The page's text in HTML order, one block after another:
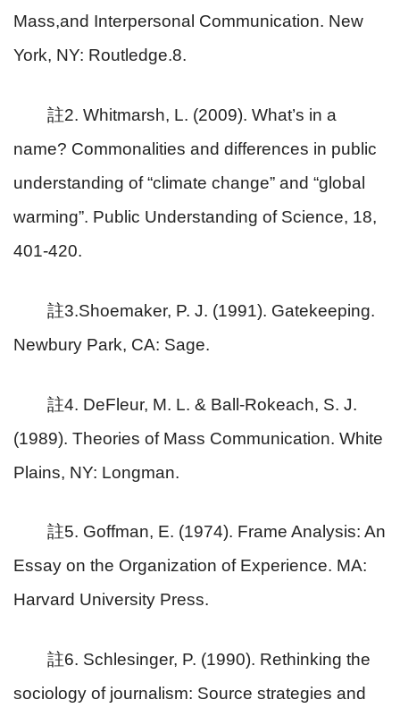
Mass,and Interpersonal Communication. New
York, NY: Routledge.8.
註2. Whitmarsh, L. (2009). What’s in a
name? Commonalities and differences in public
understanding of “climate change” and “global
warming”. Public Understanding of Science, 18,
401-420.
註3.Shoemaker, P. J. (1991). Gatekeeping.
Newbury Park, CA: Sage.
註4. DeFleur, M. L. & Ball-Rokeach, S. J.
(1989). Theories of Mass Communication. White
Plains, NY: Longman.
註5. Goffman, E. (1974). Frame Analysis: An
Essay on the Organization of Experience. MA:
Harvard University Press.
註6. Schlesinger, P. (1990). Rethinking the
sociology of journalism: Source strategies and